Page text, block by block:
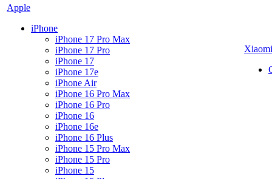
Apple
iPhone
iPhone 17 Pro Max
iPhone 17 Pro
iPhone 17
iPhone 17e
iPhone Air
iPhone 16 Pro Max
iPhone 16 Pro
iPhone 16
iPhone 16e
iPhone 16 Plus
iPhone 15 Pro Max
iPhone 15 Pro
iPhone 15
Xiaomi